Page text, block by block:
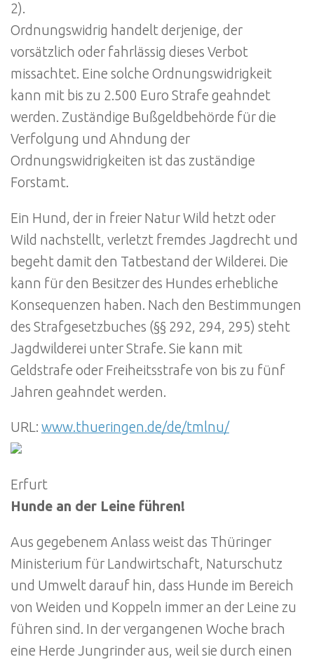
2).
Ordnungswidrig handelt derjenige, der
vorsätzlich oder fahrlässig dieses Verbot
missachtet. Eine solche Ordnungswidrigkeit
kann mit bis zu 2.500 Euro Strafe geahndet
werden. Zuständige Bußgeldbehörde für die
Verfolgung und Ahndung der
Ordnungswidrigkeiten ist das zuständige
Forstamt.
Ein Hund, der in freier Natur Wild hetzt oder
Wild nachstellt, verletzt fremdes Jagdrecht und
begeht damit den Tatbestand der Wilderei. Die
kann für den Besitzer des Hundes erhebliche
Konsequenzen haben. Nach den Bestimmungen
des Strafgesetzbuches (§§ 292, 294, 295) steht
Jagdwilderei unter Strafe. Sie kann mit
Geldstrafe oder Freiheitsstrafe von bis zu fünf
Jahren geahndet werden.
URL: www.thueringen.de/de/tmlnu/
Erfurt
Hunde an der Leine führen!
Aus gegebenem Anlass weist das Thüringer
Ministerium für Landwirtschaft, Naturschutz
und Umwelt darauf hin, dass Hunde im Bereich
von Weiden und Koppeln immer an der Leine zu
führen sind. In der vergangenen Woche brach
eine Herde Jungrinder aus, weil sie durch einen